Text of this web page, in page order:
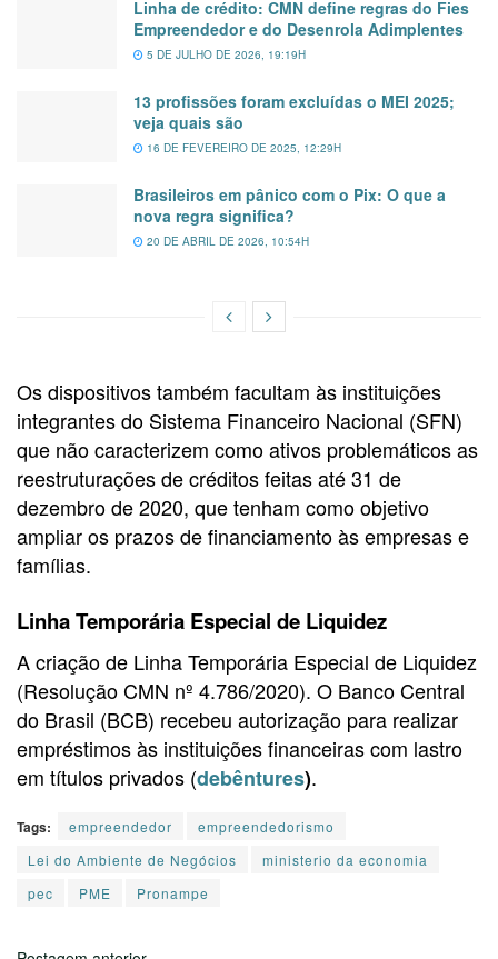
Linha de crédito: CMN define regras do Fies
Empreendedor e do Desenrola Adimplentes
5 DE JULHO DE 2026, 19:19H
13 profissões foram excluídas o MEI 2025;
veja quais são
16 DE FEVEREIRO DE 2025, 12:29H
Brasileiros em pânico com o Pix: O que a
nova regra significa?
20 DE ABRIL DE 2026, 10:54H
Os dispositivos também facultam às instituições
integrantes do Sistema Financeiro Nacional (SFN)
que não caracterizem como ativos problemáticos as
reestruturações de créditos feitas até 31 de
dezembro de 2020, que tenham como objetivo
ampliar os prazos de financiamento às empresas e
famílias.
Linha Temporária Especial de Liquidez
A criação de Linha Temporária Especial de Liquidez
(Resolução CMN nº 4.786/2020). O Banco Central
do Brasil (BCB) recebeu autorização para realizar
empréstimos às instituições financeiras com lastro
em títulos privados (debêntures).
Tags: empreendedor
empreendedorismo
Lei do Ambiente de Negócios
ministerio da economia
pec
PME Pronampe